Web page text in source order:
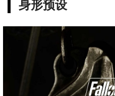
身形预设